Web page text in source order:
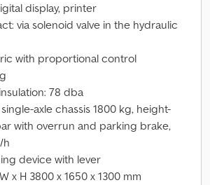
display, printer
via solenoid valve in the hydraulic
with proportional control
78 dba
axle chassis 1800 kg, height-
with overrun and parking brake,
h
device with lever
x H 3800 x 1650 x 1300 mm